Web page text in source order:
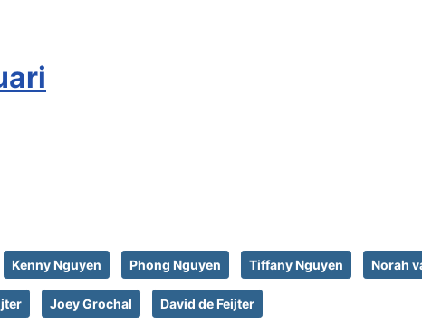
Kenny Nguyen Phong Nguyen Tiffany Nguyen Norah
Joey Grochal David de Feijter